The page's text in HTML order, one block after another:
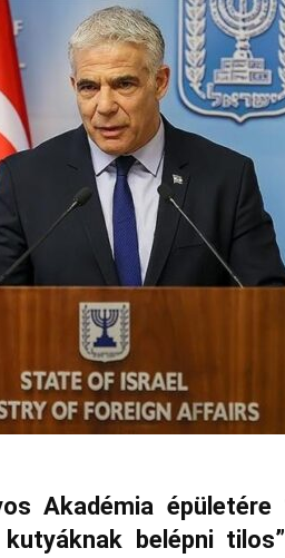
Akadémia
belépni